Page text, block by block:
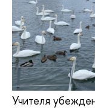
Учителя